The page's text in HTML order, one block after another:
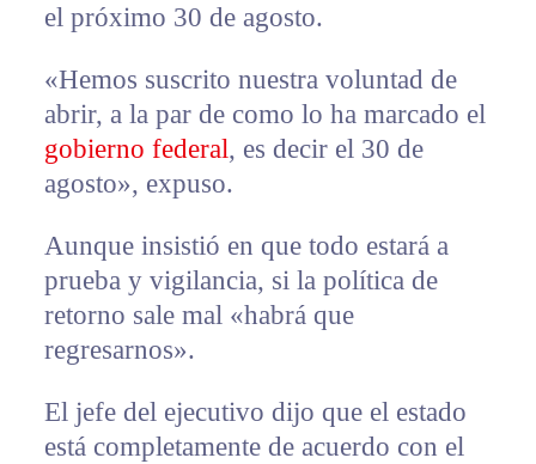
el próximo 30 de agosto.
«Hemos suscrito nuestra voluntad de
abrir, a la par de como lo ha marcado el
gobierno federal, es decir el 30 de
agosto», expuso.
Aunque insistió en que todo estará a
prueba y vigilancia, si la política de
retorno sale mal «habrá que
regresarnos».
El jefe del ejecutivo dijo que el estado
está completamente de acuerdo con el